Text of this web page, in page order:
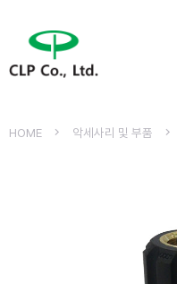
HOME 악세사리 및 부품